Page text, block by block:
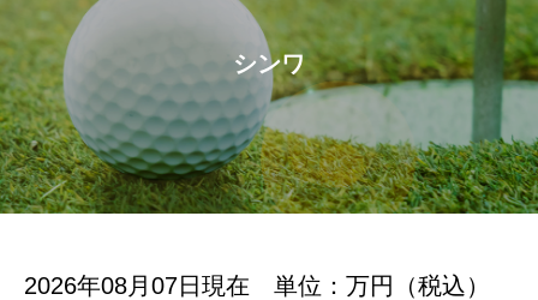
シンワ
2026年08月07日現在 単位：万円（税込）